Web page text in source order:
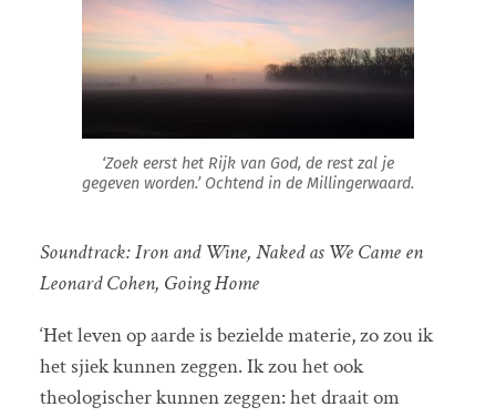
‘Zoek eerst het Rijk van God, de rest zal je
gegeven worden.’ Ochtend in de Millingerwaard.
Soundtrack: Iron and Wine, Naked as We Came en
Leonard Cohen, Going Home
‘Het leven op aarde is bezielde materie, zo zou ik
het sjiek kunnen zeggen. Ik zou het ook
theologischer kunnen zeggen: het draait om